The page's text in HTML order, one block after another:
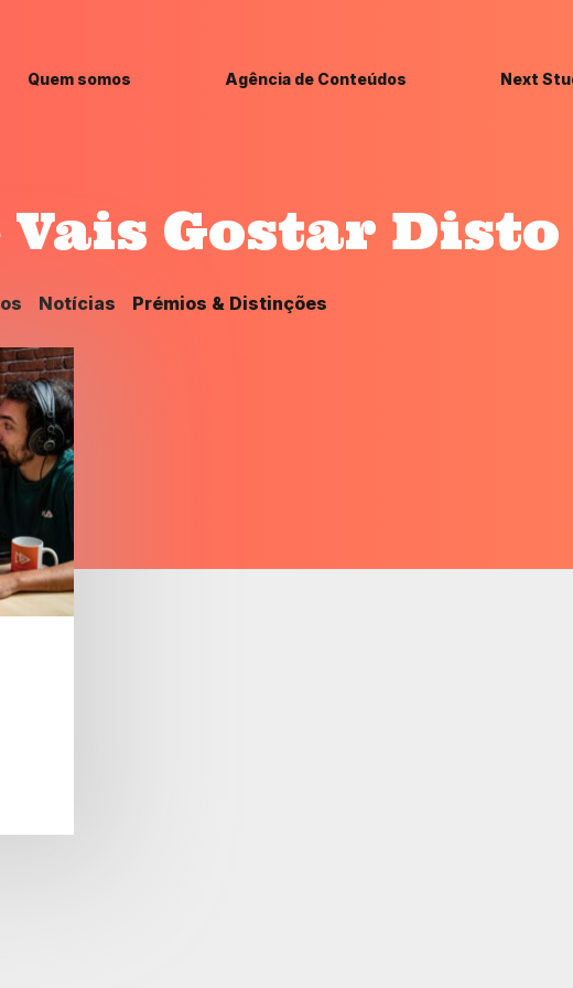
Quem somos Agência de Conteúdos Next
Vais Gostar Disto
Notícias Prémios & Distinções